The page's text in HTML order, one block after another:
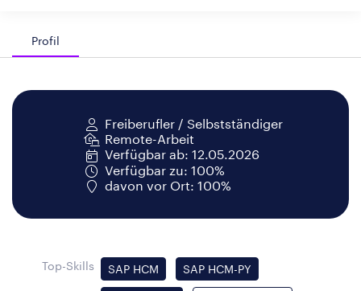
Profil
Freiberufler / Selbstständiger
Remote-Arbeit
Verfügbar ab: 12.05.2026
Verfügbar zu: 100%
davon vor Ort: 100%
Top-Skills SAP HCM SAP HCM-PY